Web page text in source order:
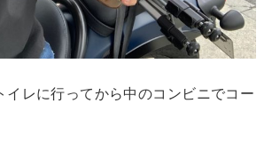
イレに行ってから中のコンビニでコー